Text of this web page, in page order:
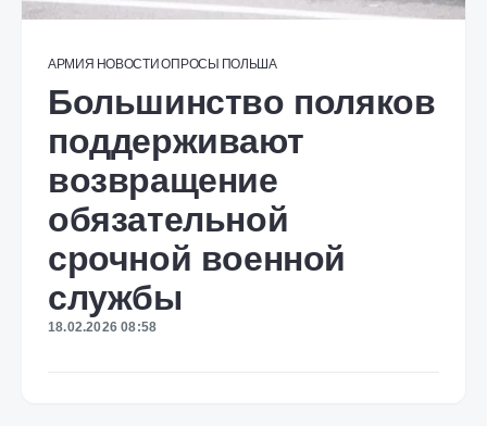
АРМИЯ НОВОСТИ ОПРОСЫ ПОЛЬША
Большинство поляков
поддерживают
возвращение
обязательной
срочной военной
службы
18.02.2026 08:58